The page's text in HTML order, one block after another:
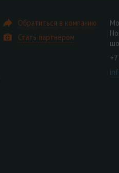
Обратиться в компанию
Стать партнером